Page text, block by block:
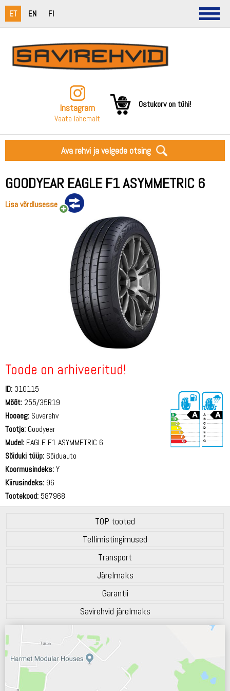
ET EN FI
Instagram
Vaata lähemalt
Ostukorv on tühi!
Ava rehvi ja velgede otsing
GOODYEAR EAGLE F1 ASYMMETRIC 6
Lisa võrdlusesse
Toode on arhiveeritud!
ID: 310115
Mõõt: 255/35R19
Hooaeg: Suverehv
Tootja: Goodyear
Mudel: EAGLE F1 ASYMMETRIC 6
Sõiduki tüüp: Sõiduauto
Koormusindeks:Y
Kiirusindeks: 96
Tootekood: 587968
TOP tooted
Tellimistingimused
Transport
Järelmaks
Garantii
Savirehvid järelmaks